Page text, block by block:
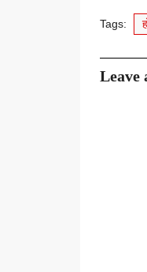
Tags:
Leave